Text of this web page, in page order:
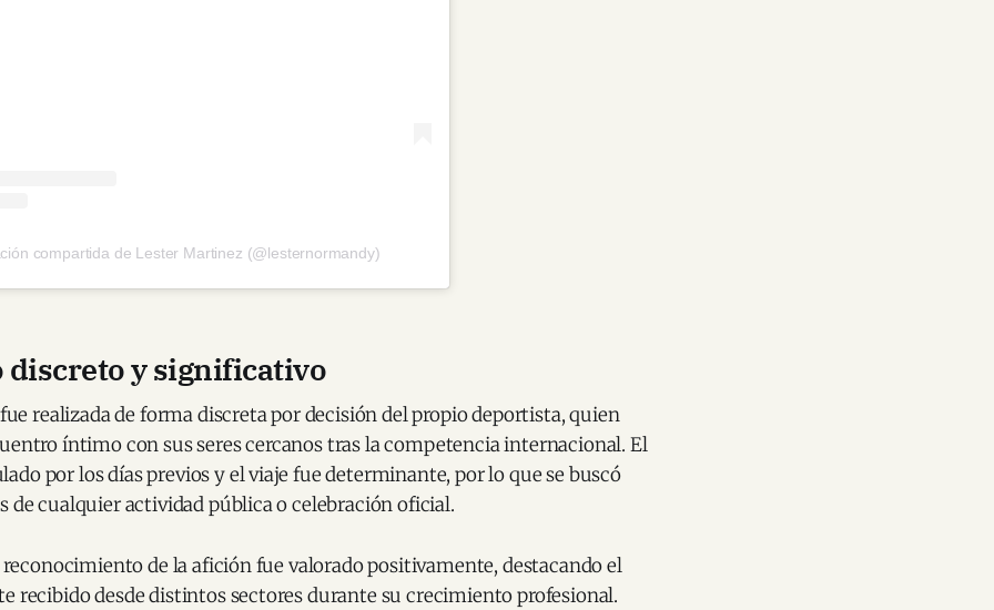
compartida de Lester Martinez (@lesternormandy)
discreto y significativo
realizada de forma discreta por decisión del propio deportista, quien
íntimo con sus seres cercanos tras la competencia internacional. El
por los días previos y el viaje fue determinante, por lo que se buscó
de cualquier actividad pública o celebración oficial.
reconocimiento de la afición fue valorado positivamente, destacando el
recibido desde distintos sectores durante su crecimiento profesional.